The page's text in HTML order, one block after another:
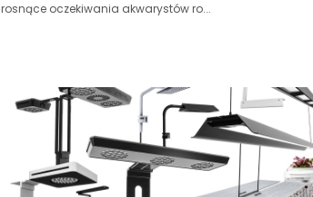
rosnące oczekiwania akwarystów ro...